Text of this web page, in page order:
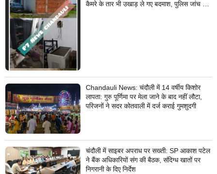
कैमरे के तार भी उखाड़ ले गए बदमाश, पुलिस जांच में
Chandauli News: चंदौली में 14 वर्षीय किशोर
लापता: गुरु पूर्णिमा पर मेला जाने के बाद नहीं लौटा,
परिजनों ने सदर कोतवाली में दर्ज कराई गुमशुदगी
चंदौली में साइबर अपराध पर सख्ती: SP आकाश पटेल
ने बैंक अधिकारियों संग की बैठक, संदिग्ध खातों पर
निगरानी के दिए निर्देश